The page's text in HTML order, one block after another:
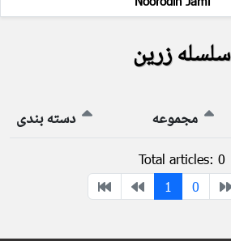
سلسله زرین
مجموعه دسته بندی
Total articles: 0
1
0